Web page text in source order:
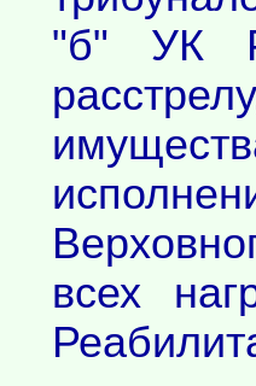
"б" УК
всех